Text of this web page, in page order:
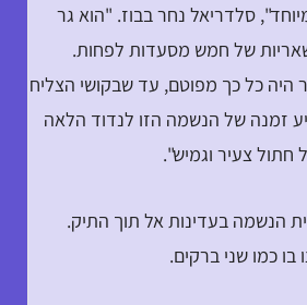
סלדריאל נחר בבוז. "הוא גר
של חמש מסעדות לפחות.
היה כל כך מפוטם, עד שבקושי הצליח
זמנה של הנשמה הזו לנדוד הלאה
חתול צעיר וגמיש".
הנשמה בעדינות אל תוך התיק.
בו כמו שני ברקים.